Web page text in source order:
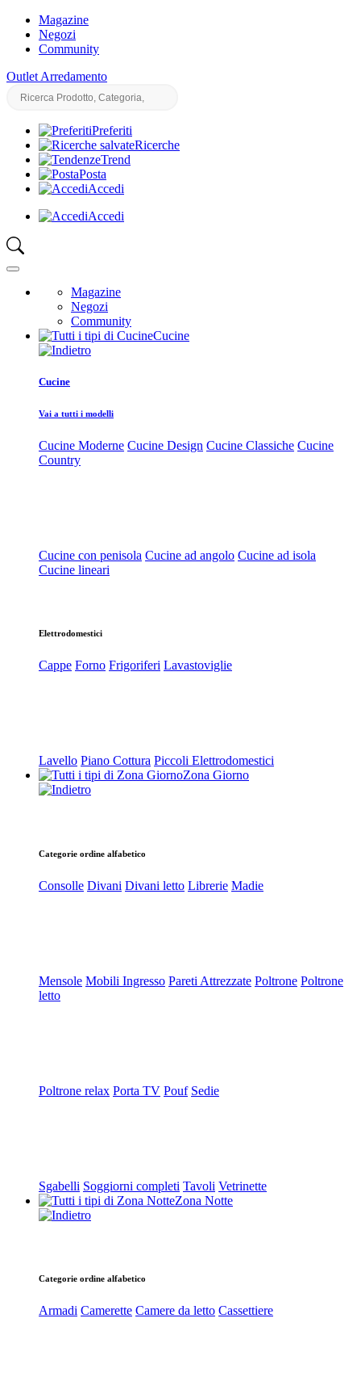
Magazine
Negozi
Community
Outlet Arredamento
Preferiti
Ricerche
Trend
Posta
Accedi
Accedi
Magazine
Negozi
Community
Cucine
Cucine
Vai a tutti i modelli
Cucine Moderne Cucine Design Cucine Classiche Cucine
Country
Cucine con penisola Cucine ad angolo Cucine ad isola
Cucine lineari
Elettrodomestici
Cappe Forno Frigoriferi Lavastoviglie
Lavello Piano Cottura Piccoli Elettrodomestici
Zona Giorno
Categorie ordine alfabetico
Consolle Divani Divani letto Librerie Madie
Mensole Mobili Ingresso Pareti Attrezzate Poltrone Poltrone
letto
Poltrone relax Porta TV Pouf Sedie
Sgabelli Soggiorni completi Tavoli Vetrinette
Zona Notte
Categorie ordine alfabetico
Armadi Camerette Camere da letto Cassettiere